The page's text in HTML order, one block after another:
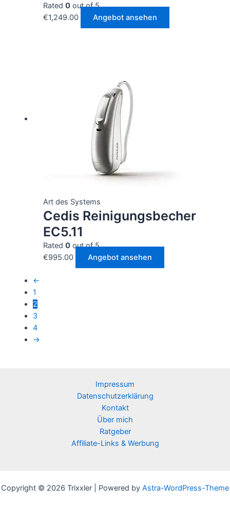
Rated 0out of 5
€1,249.00 Angebot ansehen
Art des Systems
Cedis Reinigungsbecher
EC5.11
Rated 0out of 5
€995.00 Angebot ansehen
←
1
2
3
4
→
Impressum
Datenschutzerklärung
Kontakt
Über mich
Ratgeber
Affiliate-Links & Werbung
Copyright © 2026 Trixxler | Powered by Astra-WordPress-Theme